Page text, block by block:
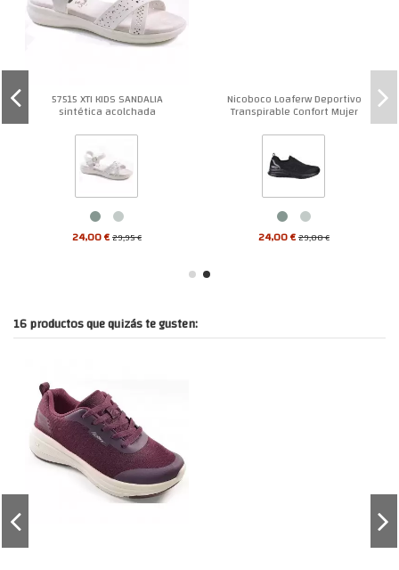
57515 XTI KIDS SANDALIA
sintética acolchada
24,00 €29,95 €
Nicoboco Loaferw Deportivo
Transpirable Confort Mujer
24,00 €29,00 €
16 productos que quizás te gusten: